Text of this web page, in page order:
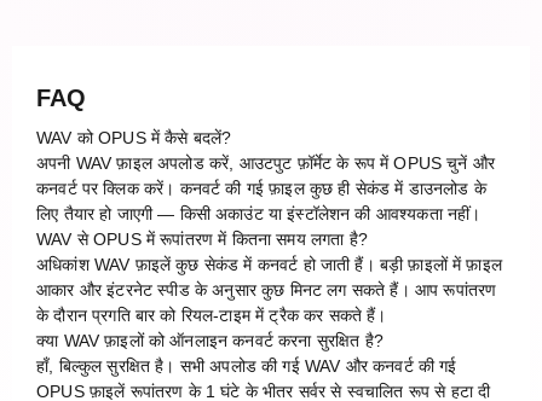
FAQ
WAV को OPUS में कैसे बदलें?
अपनी WAV फ़ाइल अपलोड करें, आउटपुट फ़ॉर्मेट के रूप में OPUS चुनें और
कनवर्ट पर क्लिक करें। कनवर्ट की गई फ़ाइल कुछ ही सेकंड में डाउनलोड के
लिए तैयार हो जाएगी — किसी अकाउंट या इंस्टॉलेशन की आवश्यकता नहीं।
WAV से OPUS में रूपांतरण में कितना समय लगता है?
अधिकांश WAV फ़ाइलें कुछ सेकंड में कनवर्ट हो जाती हैं। बड़ी फ़ाइलों में फ़ाइल
आकार और इंटरनेट स्पीड के अनुसार कुछ मिनट लग सकते हैं। आप रूपांतरण
के दौरान प्रगति बार को रियल-टाइम में ट्रैक कर सकते हैं।
क्या WAV फ़ाइलों को ऑनलाइन कनवर्ट करना सुरक्षित है?
हाँ, बिल्कुल सुरक्षित है। सभी अपलोड की गई WAV और कनवर्ट की गई
OPUS फ़ाइलें रूपांतरण के 1 घंटे के भीतर सर्वर से स्वचालित रूप से हटा दी